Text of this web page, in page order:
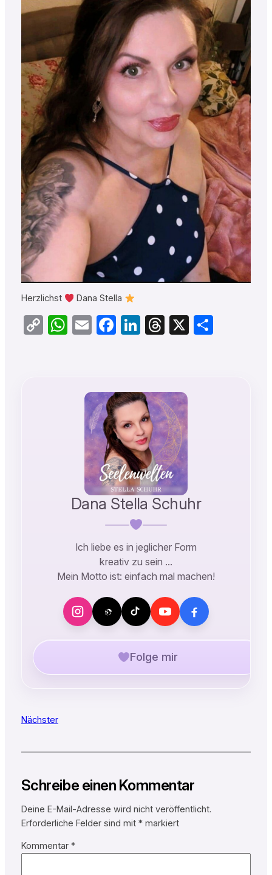
Herzlichst Dana Stella
CopyWhatsApp
EmailFacebook
LinkedIn
Threads
X Teilen
Dana Stella Schuhr
Ich liebe es in jeglicher Form
kreativ zu sein …
Mein Motto ist: einfach mal machen!
Folge mir
Nächster
Schreibe einen Kommentar
Deine E-Mail-Adresse wird nicht veröffentlicht.
Erforderliche Felder sind mit *markiert
Kommentar *